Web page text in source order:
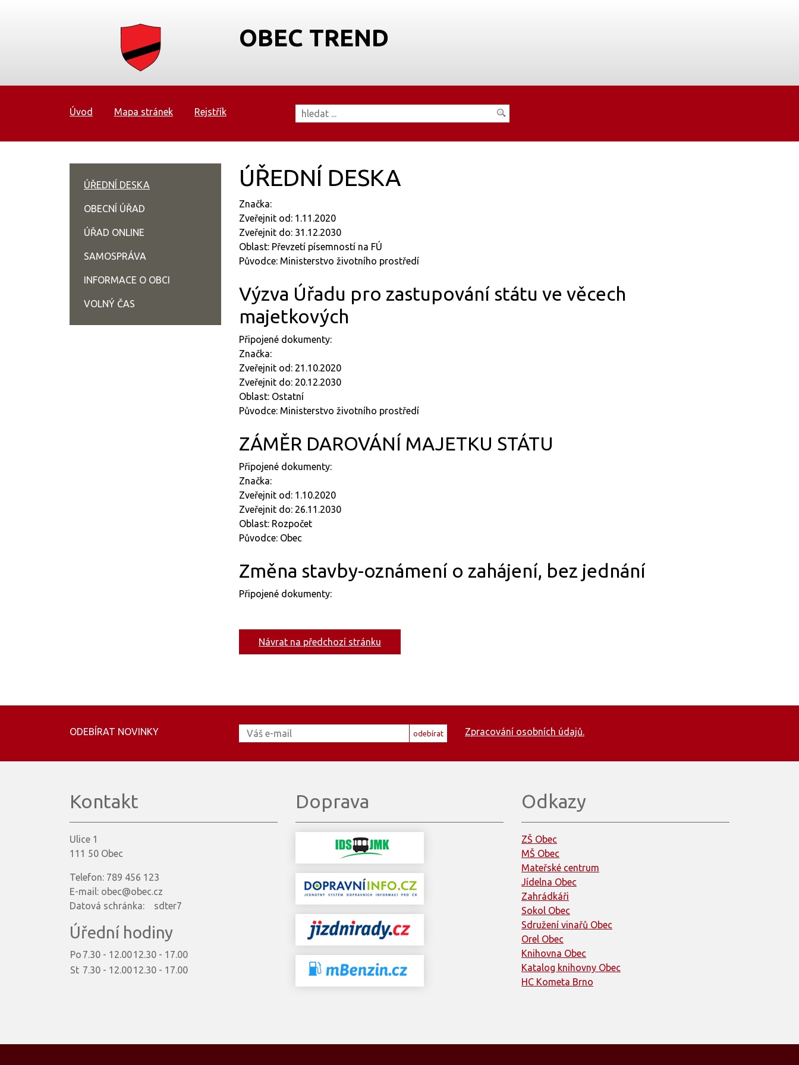
OBEC TREND
Úvod Mapa stránek Rejstřík
ÚŘEDNÍ DESKA
Značka:
Zveřejnit od: 1.11.2020
Zveřejnit do: 31.12.2030
Oblast: Převzetí písemností na FÚ
Původce: Ministerstvo životního prostředí
Výzva Úřadu pro zastupování státu ve věcech
majetkových
Připojené dokumenty:
Značka:
Zveřejnit od: 21.10.2020
Zveřejnit do: 20.12.2030
Oblast: Ostatní
Původce: Ministerstvo životního prostředí
ZÁMĚR DAROVÁNÍ MAJETKU STÁTU
Připojené dokumenty:
Značka:
Zveřejnit od: 1.10.2020
Zveřejnit do: 26.11.2030
Oblast: Rozpočet
Původce: Obec
Změna stavby-oznámení o zahájení, bez jednání
Připojené dokumenty:
Návrat na předchozí stránku
ÚŘEDNÍ DESKA
OBECNÍ ÚŘAD
ÚŘAD ONLINE
SAMOSPRÁVA
INFORMACE O OBCI
VOLNÝ ČAS
ODEBÍRAT NOVINKY odebírat Zpracování osobních údajů.
Kontakt
Ulice 1
111 50 Obec
Telefon: 789 456 123
E-mail: obec@obec.cz
Datová schránka: sdter7
Úřední hodiny
Po 7.30 - 12.0012.30 - 17.00
St 7.30 - 12.0012.30 - 17.00
Doprava Odkazy
ZŠ Obec
MŠ Obec
Mateřské centrum
Jídelna Obec
Zahrádkáři
Sokol Obec
Sdružení vinařů Obec
Orel Obec
Knihovna Obec
Katalog knihovny Obec
HC Kometa Brno